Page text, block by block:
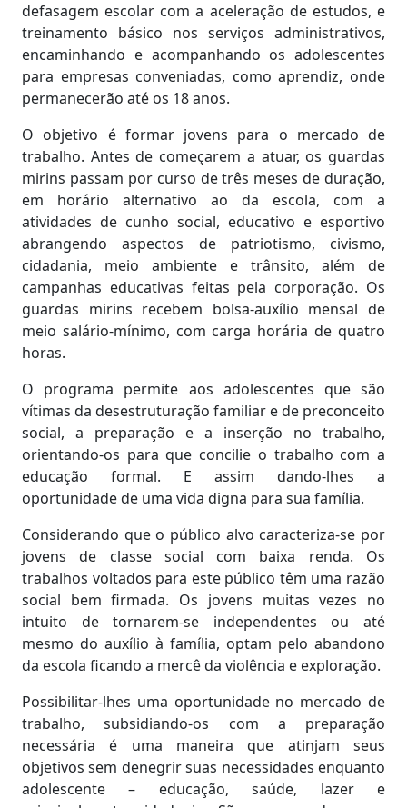
defasagem escolar com a aceleração de estudos, e
treinamento básico nos serviços administrativos,
encaminhando e acompanhando os adolescentes
para empresas conveniadas, como aprendiz, onde
permanecerão até os 18 anos.
O objetivo é formar jovens para o mercado de
trabalho. Antes de começarem a atuar, os guardas
mirins passam por curso de três meses de duração,
em horário alternativo ao da escola, com a
atividades de cunho social, educativo e esportivo
abrangendo aspectos de patriotismo, civismo,
cidadania, meio ambiente e trânsito, além de
campanhas educativas feitas pela corporação. Os
guardas mirins recebem bolsa-auxílio mensal de
meio salário-mínimo, com carga horária de quatro
horas.
O programa permite aos adolescentes que são
vítimas da desestruturação familiar e de preconceito
social, a preparação e a inserção no trabalho,
orientando-os para que concilie o trabalho com a
educação formal. E assim dando-lhes a
oportunidade de uma vida digna para sua família.
Considerando que o público alvo caracteriza-se por
jovens de classe social com baixa renda. Os
trabalhos voltados para este público têm uma razão
social bem firmada. Os jovens muitas vezes no
intuito de tornarem-se independentes ou até
mesmo do auxílio à família, optam pelo abandono
da escola ficando a mercê da violência e exploração.
Possibilitar-lhes uma oportunidade no mercado de
trabalho, subsidiando-os com a preparação
necessária é uma maneira que atinjam seus
objetivos sem denegrir suas necessidades enquanto
adolescente – educação, saúde, lazer e